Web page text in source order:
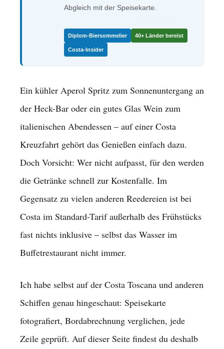
Abgleich mit der Speisekarte.
Diplom-Biersommelier 40+ Länder bereist
Costa-Insider
Ein kühler Aperol Spritz zum Sonnenuntergang an
der Heck-Bar oder ein gutes Glas Wein zum
italienischen Abendessen – auf einer Costa
Kreuzfahrt gehört das Genießen einfach dazu.
Doch Vorsicht: Wer nicht aufpasst, für den werden
die Getränke schnell zur Kostenfalle. Im
Gegensatz zu vielen anderen Reedereien ist bei
Costa im Standard-Tarif außerhalb des Frühstücks
fast nichts inklusive – selbst das Wasser im
Buffetrestaurant nicht immer.
Ich habe selbst auf der Costa Toscana und anderen
Schiffen genau hingeschaut: Speisekarte
fotografiert, Bordabrechnung verglichen, jede
Zeile geprüft. Auf dieser Seite findest du deshalb